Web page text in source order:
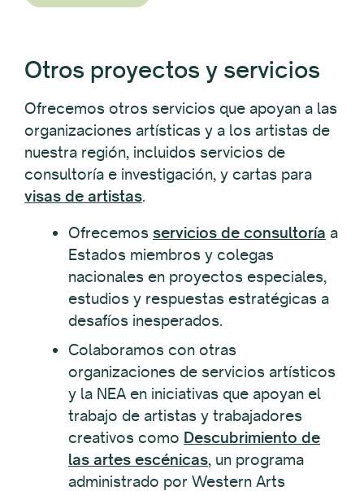
Otros proyectos y servicios
Ofrecemos otros servicios que apoyan a las
organizaciones artísticas y a los artistas de
nuestra región, incluidos servicios de
consultoría e investigación, y cartas para
visas de artistas
Ofrecemos servicios de consultoría a
Estados miembros y colegas
nacionales en proyectos especiales,
estudios y respuestas estratégicas a
desafíos inesperados.
Colaboramos con otras
organizaciones de servicios artísticos
y la NEA en iniciativas que apoyan el
trabajo de artistas y trabajadores
creativos como Descubrimiento de
las artes escénicas , un programa
administrado por Western Arts